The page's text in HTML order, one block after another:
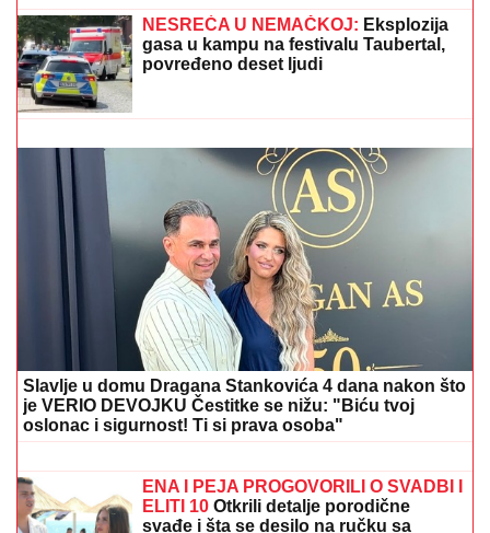
(VIDEO) JOVANA JEREMIĆ PREKINULA JUTARNJI
PROGRAM
Svi misle da su ove brutalne reči upućene
Draganu: "Svima sam donela samo dobro"
PRVI SNIMAK TEE TAIROVIĆ I MUŽA
NAKON SAOBRAĆAJKE!
zajedno u Budvi: Ivan sa ZAVOJEM
preko celog stopala, a evo kako
pevačica izgleda nakon udesa u Crnoj
Gori
"HOĆEŠ TI DA SE SKIDAŠ ILI JA DA
jezivo zlostavljanje, o traumi samo
jednom govorila: "Ceo dan sam bila
zaključana"